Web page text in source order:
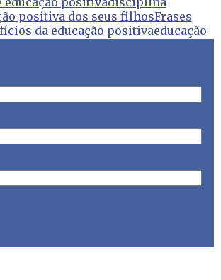
positiva dos seus filhosFrases
da educação positivaeducação